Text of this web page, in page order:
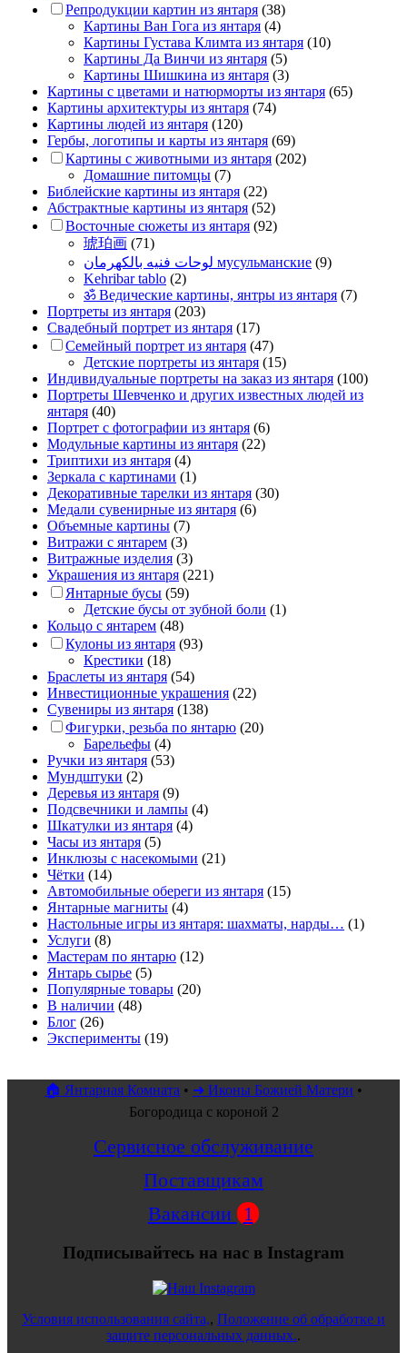
Репродукции картин из янтаря (38)
Картины Ван Гога из янтаря (4)
Картины Густава Климта из янтаря (10)
Картины Да Винчи из янтаря (5)
Картины Шишкина из янтаря (3)
Картины с цветами и натюрморты из янтаря (65)
Картины архитектуры из янтаря (74)
Картины людей из янтаря (120)
Гербы, логотипы и карты из янтаря (69)
Картины с животными из янтаря (202)
Домашние питомцы (7)
Библейские картины из янтаря (22)
Абстрактные картины из янтаря (52)
Восточные сюжеты из янтаря (92)
琥珀画 (71)
لوحات فنيه بالكهرمان мусульманские (9)
Kehribar tablo (2)
ॐ Ведические картины, янтры из янтаря (7)
Портреты из янтаря (203)
Свадебный портрет из янтаря (17)
Семейный портрет из янтаря (47)
Детские портреты из янтаря (15)
Индивидуальные портреты на заказ из янтаря (100)
Портреты Шевченко и других известных людей из
янтаря (40)
Портрет c фотографии из янтаря (6)
Модульные картины из янтаря (22)
Триптихи из янтаря (4)
Зеркала с картинами (1)
Декоративные тарелки из янтаря (30)
Медали сувенирные из янтаря (6)
Объемные картины (7)
Витражи с янтарем (3)
Витражные изделия (3)
Украшения из янтаря (221)
Янтарные бусы (59)
Детские бусы от зубной боли (1)
Кольцо с янтарем (48)
Кулоны из янтаря (93)
Крестики (18)
Браслеты из янтаря (54)
Инвестиционные украшения (22)
Сувениры из янтаря (138)
Фигурки, резьба по янтарю (20)
Барельефы (4)
Ручки из янтаря (53)
Мундштуки (2)
Деревья из янтаря (9)
Подсвечники и лампы (4)
Шкатулки из янтаря (4)
Часы из янтаря (5)
Инклюзы с насекомыми (21)
Чётки (14)
Автомобильные обереги из янтаря (15)
Янтарные магниты (4)
Настольные игры из янтаря: шахматы, нарды… (1)
Услуги (8)
Мастерам по янтарю (12)
Янтарь сырье (5)
Популярные товары (20)
В наличии (48)
Блог (26)
Эксперименты (19)
🏠 Янтарная Комната • ➜ Иконы Божией Матери •
Богородица с короной 2
Сервисное обслуживание
Поставщикам
Вакансии 1
Подписывайтесь на нас в Instagram
Условия использования сайта,, Положение об обработке и
защите персональных данных..